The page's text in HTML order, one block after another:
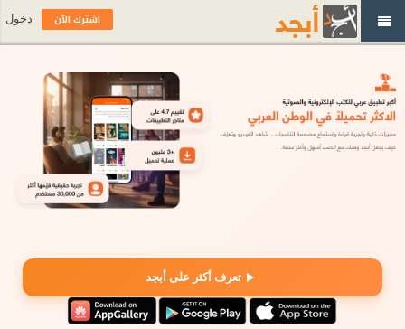
تعرف أكثر على أبجد
اشترك الآن دخول